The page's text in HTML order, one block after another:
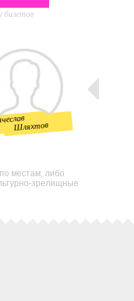
билетов
Шляхтов
местам, либо
зрелищные